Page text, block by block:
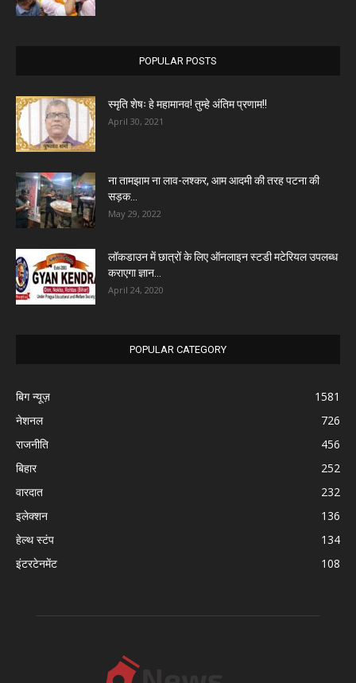
POPULAR POSTS
स्मृति शेषः हे महामानव! तुम्हे अंतिम प्रणाम!!
April 30, 2021
ना तामझाम ना लाव-लश्कर, आम आदमी की तरह पटना की
सड़क...
May 29, 2022
लॉकडाउन में छात्रों के लिए ऑनलाइन स्टडी मटेरियल उपलब्ध
कराएगा ज्ञान...
April 24, 2020
POPULAR CATEGORY
बिग न्यूज़
1581
नेशनल
726
राजनीति
456
बिहार
252
वारदात
232
इलेक्शन
136
हेल्थ स्टंप
134
इंटरटेनमेंट
108